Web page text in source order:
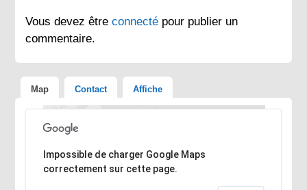
Vous devez êtreconnecté pour publier un
commentaire.
Map Contact Affiche
Désolé, l'adresse n'a pas pu être trouvée.
Impossible de charger Google Maps
correctement sur cette page.